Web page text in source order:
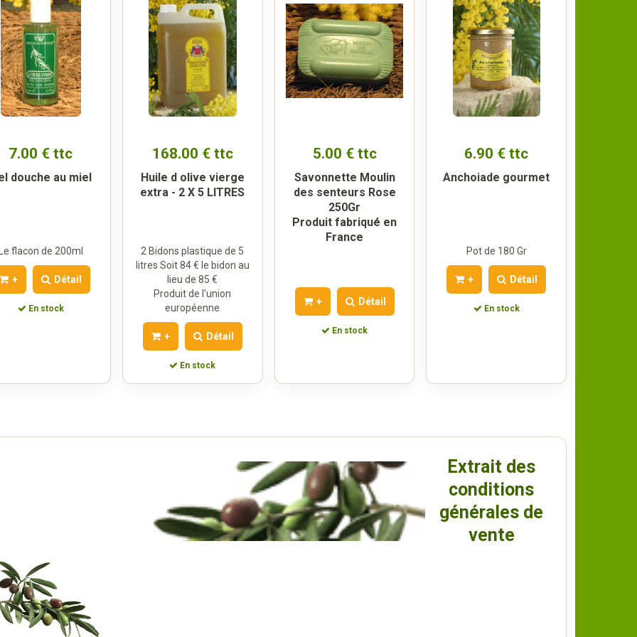
7.00 € ttc
douche au miel
flacon de 200ml
+ Détail
En stock
168.00 € ttc
Huile d olive vierge
extra - 2 X 5 LITRES
2 Bidons plastique de 5
litres Soit 84 € le bidon au
lieu de 85 €
Produit de l'union
européenne
+ Détail
En stock
5.00 € ttc
Savonnette Moulin
des senteurs Rose
250Gr
Produit fabriqué en
France
+ Détail
En stock
6.90 € ttc
Anchoiade gourmet
Pot de 180 Gr
+ Détail
En stock
Extrait des
conditions
générales de
vente